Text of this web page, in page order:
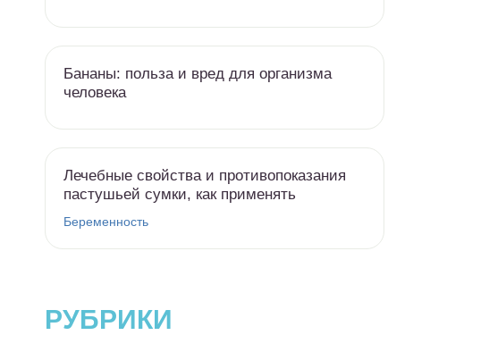
Бананы: польза и вред для организма
человека
Лечебные свойства и противопоказания
пастушьей сумки, как применять
Беременность
РУБРИКИ